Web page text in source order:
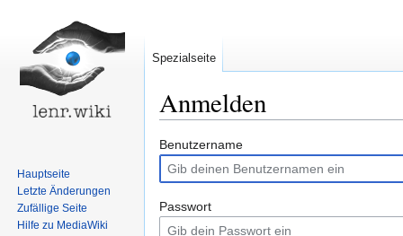
Anmelden
Zur
Navigation
springen
Zur
Suche
springen
Benutzername
Passwort
Spezialseite
Hauptseite
Letzte Änderungen
Zufällige Seite
Hilfe zu MediaWiki